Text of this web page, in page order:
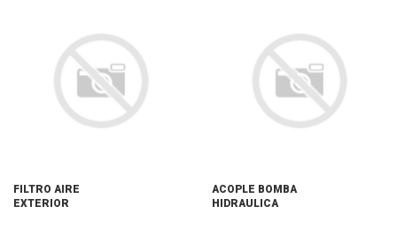
FILTRO AIRE
EXTERIOR
ACOPLE BOMBA
HIDRAULICA